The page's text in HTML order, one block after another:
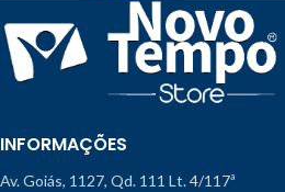
INFORMAÇÕES
Av. Goiás, 1127, Qd. 111 Lt. 4/117ª